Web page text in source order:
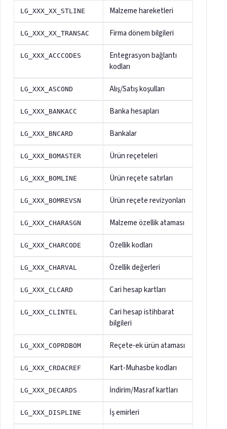
LG_XXX_XX_STLINE Malzeme hareketleri
LG_XXX_XX_TRANSAC Firma dönem bilgileri
LG_XXX_ACCCODES
Entegrasyon bağlantı
kodları
LG_XXX_ASCOND Alış/Satış koşulları
LG_XXX_BANKACC Banka hesapları
LG_XXX_BNCARD Bankalar
LG_XXX_BOMASTER Ürün reçeteleri
LG_XXX_BOMLINE Ürün reçete satırları
LG_XXX_BOMREVSN Ürün reçete revizyonları
LG_XXX_CHARASGN Malzeme özellik ataması
LG_XXX_CHARCODE Özellik kodları
LG_XXX_CHARVAL Özellik değerleri
LG_XXX_CLCARD Cari hesap kartları
LG_XXX_CLINTEL
Cari hesap istihbarat
bilgileri
LG_XXX_COPRDBOM Reçete-ek ürün ataması
LG_XXX_CRDACREF Kart-Muhasbe kodları
LG_XXX_DECARDS İndirim/Masraf kartları
LG_XXX_DISPLINE İş emirleri